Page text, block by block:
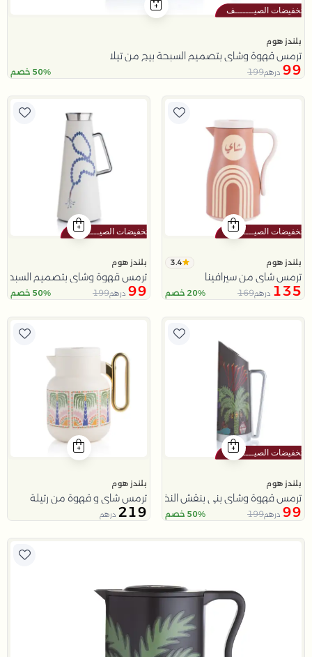
بلندز هوم
ترمس قهوة وشاي بتصميم السبحة بيج من تيلا
99 درهم199 50% خصم
بلندز هوم 3.4
ترمس شاي من سيرافينا
135 درهم169 20% خصم
بلندز هوم
ترمس قهوة وشاي بتصميم السبحة
99 درهم199 50% خصم
بلندز هوم
ترمس قهوة وشاي بني بنقش النخلة 0.8 لتر من نقاء
99 درهم199 50% خصم
بلندز هوم
ترمس شاي و قهوة من رتيلة
219 درهم